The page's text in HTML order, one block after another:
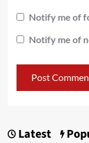
Notify me of
Notify me of
Latest